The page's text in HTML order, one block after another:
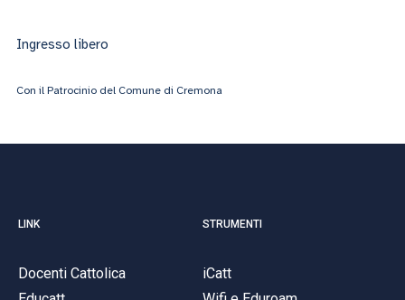
Ingresso libero
Con il Patrocinio del Comune di Cremona
LINK
Docenti Cattolica
STRUMENTI
iCatt